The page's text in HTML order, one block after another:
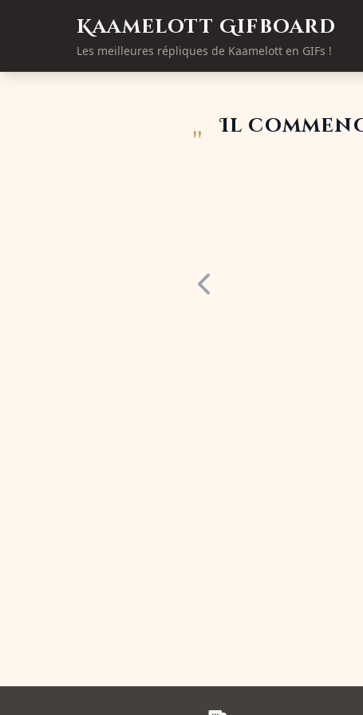
Kaamelott Gifboard
Les meilleures répliques de Kaamelott en GIFs !
"
Il